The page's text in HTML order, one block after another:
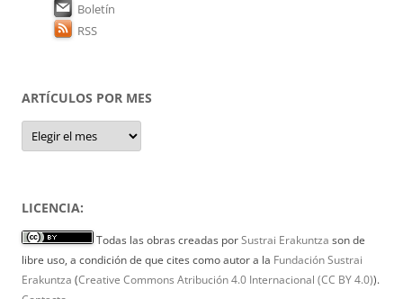
Boletín
RSS
ARTÍCULOS POR MES
Artículos
por
mes
LICENCIA:
Todas las obras creadas porSustrai Erakuntza son de
libre uso, a condición de que cites como autor a la Fundación Sustrai
Erakuntza (Creative Commons Atribución 4.0 Internacional (CC BY 4.0)).